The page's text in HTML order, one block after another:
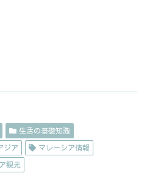
生活の基礎知識
ジア マレーシア情報
観光